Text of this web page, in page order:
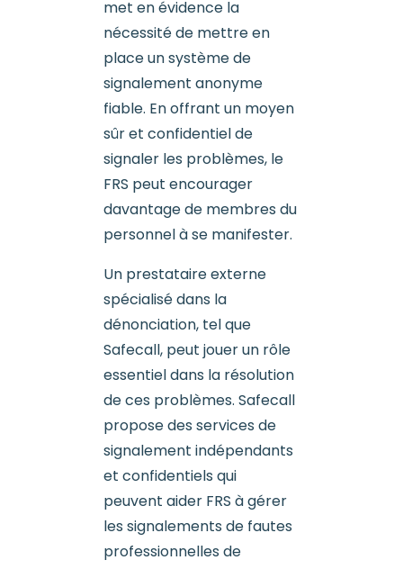
met en évidence la
nécessité de mettre en
place un système de
signalement anonyme
fiable. En offrant un moyen
sûr et confidentiel de
signaler les problèmes, le
FRS peut encourager
davantage de membres du
personnel à se manifester.
Un prestataire externe
spécialisé dans la
dénonciation, tel que
Safecall, peut jouer un rôle
essentiel dans la résolution
de ces problèmes. Safecall
propose des services de
signalement indépendants
et confidentiels qui
peuvent aider FRS à gérer
les signalements de fautes
professionnelles de